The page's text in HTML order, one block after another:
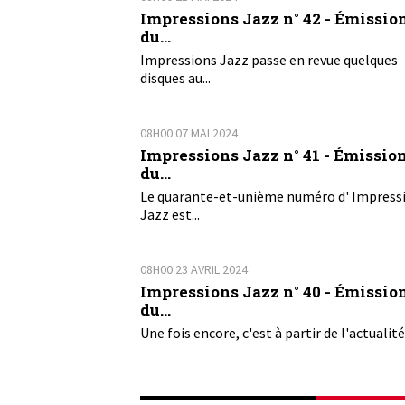
Impressions Jazz n° 42 -
du...
Impressions Jazz passe en revue quelques
disques au...
08H00 07 MAI 2024
Impressions Jazz n° 41 -
du...
Le quarante-et-unième numéro d'
Jazz est...
08H00 23 AVRIL 2024
Impressions Jazz n° 40 -
du...
Une fois encore, c'est à partir de l'actualité